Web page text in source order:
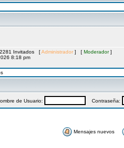
2281 Invitados [Administrador ] [ Moderador]
8:18 pm
de Usuario: Contraseña:
Mensajes nuevos